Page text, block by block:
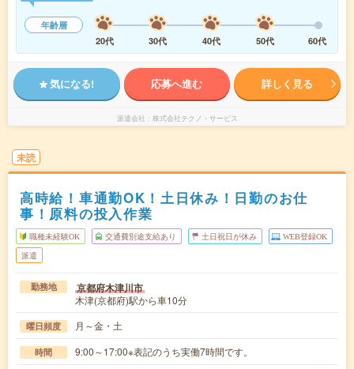
年齢層
20代
30代 40代 50代 60代
気になる! 応募へ進む 詳しく見る
派遣会社 株式会社テクノ・サービス
未読
高時給！車通勤OK！土日休み！日勤のお仕
事！原料の投入作業
職種未経験OK 交通費別途支給あり 土日祝日が休み WEB登録OK
派遣
勤務地 京都府木津川市
木津(京都府)駅から車10分
曜日頻度 月～金・土
時間 9:00～17:00※表記のうち実働7時間です。